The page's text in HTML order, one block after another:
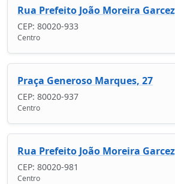
Rua Prefeito João Moreira
CEP: 80020-933
Centro
Praça Generoso Marques, 27
CEP: 80020-937
Centro
Rua Prefeito João Moreira
CEP: 80020-981
Centro